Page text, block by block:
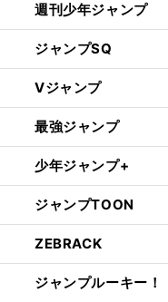
週刊少年ジャンプ
ジャンプSQ
Vジャンプ
最強ジャンプ
少年ジャンプ+
ジャンプTOON
ZEBRACK
ジャンプルーキー！